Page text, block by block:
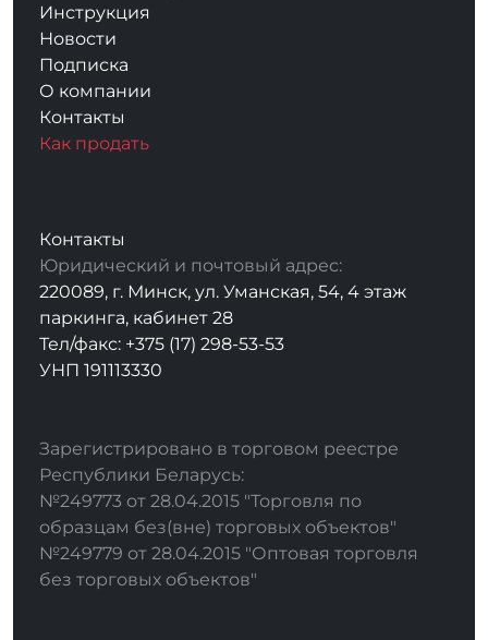
Инструкция
Новости
Подписка
О компании
Контакты
Как продать
Контакты
Юридический и почтовый адрес:
220089, г. Минск, ул. Уманская, 54, 4 этаж
паркинга, кабинет 28
Тел/факс: +375 (17) 298-53-53
УНП 191113330
Зарегистрировано в торговом реестре
Республики Беларусь:
№249773 от 28.04.2015 "Торговля по
образцам без(вне) торговых объектов"
№249779 от 28.04.2015 "Оптовая торговля
без торговых объектов"